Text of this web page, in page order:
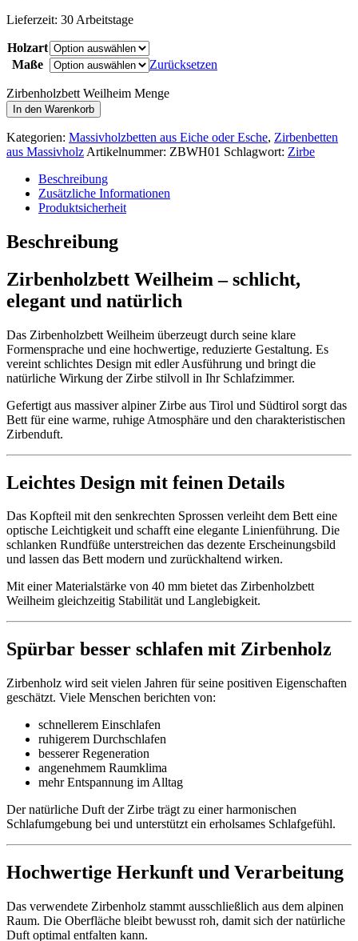
Lieferzeit: 30 Arbeitstage
Holzart
Maße
Zurücksetzen
Zirbenholzbett Weilheim Menge
In den Warenkorb
Kategorien: Massivholzbetten aus Eiche oder Esche, Zirbenbetten
aus Massivholz Artikelnummer: ZBWH01 Schlagwort: Zirbe
Beschreibung
Zusätzliche Informationen
Produktsicherheit
Beschreibung
Zirbenholzbett Weilheim – schlicht,
elegant und natürlich
Das Zirbenholzbett Weilheim überzeugt durch seine klare
Formensprache und eine hochwertige, reduzierte Gestaltung. Es
vereint schlichtes Design mit edler Ausführung und bringt die
natürliche Wirkung der Zirbe stilvoll in Ihr Schlafzimmer.
Gefertigt aus massiver alpiner Zirbe aus Tirol und Südtirol sorgt das
Bett für eine warme, ruhige Atmosphäre und den charakteristischen
Zirbenduft.
Leichtes Design mit feinen Details
Das Kopfteil mit den senkrechten Sprossen verleiht dem Bett eine
optische Leichtigkeit und schafft eine elegante Linienführung. Die
schlanken Rundfüße unterstreichen das dezente Erscheinungsbild
und lassen das Bett modern und zurückhaltend wirken.
Mit einer Materialstärke von 40 mm bietet das Zirbenholzbett
Weilheim gleichzeitig Stabilität und Langlebigkeit.
Spürbar besser schlafen mit Zirbenholz
Zirbenholz wird seit vielen Jahren für seine positiven Eigenschaften
geschätzt. Viele Menschen berichten von:
schnellerem Einschlafen
ruhigerem Durchschlafen
besserer Regeneration
angenehmem Raumklima
mehr Entspannung im Alltag
Der natürliche Duft der Zirbe trägt zu einer harmonischen
Schlafumgebung bei und unterstützt ein erholsames Schlafgefühl.
Hochwertige Herkunft und Verarbeitung
Das verwendete Zirbenholz stammt ausschließlich aus dem alpinen
Raum. Die Oberfläche bleibt bewusst roh, damit sich der natürliche
Duft optimal entfalten kann.